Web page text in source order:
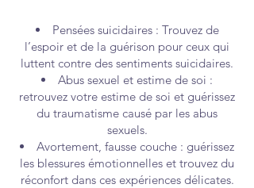
Pensées suicidaires : Trouvez de
l’espoir et de la guérison pour ceux qui
luttent contre des sentiments suicidaires.
Abus sexuel et estime de soi :
retrouvez votre estime de soi et guérissez
du traumatisme causé par les abus
sexuels.
Avortement, fausse couche : guérissez
les blessures émotionnelles et trouvez du
réconfort dans ces expériences délicates.